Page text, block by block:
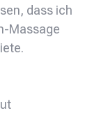
dass ich
Massage